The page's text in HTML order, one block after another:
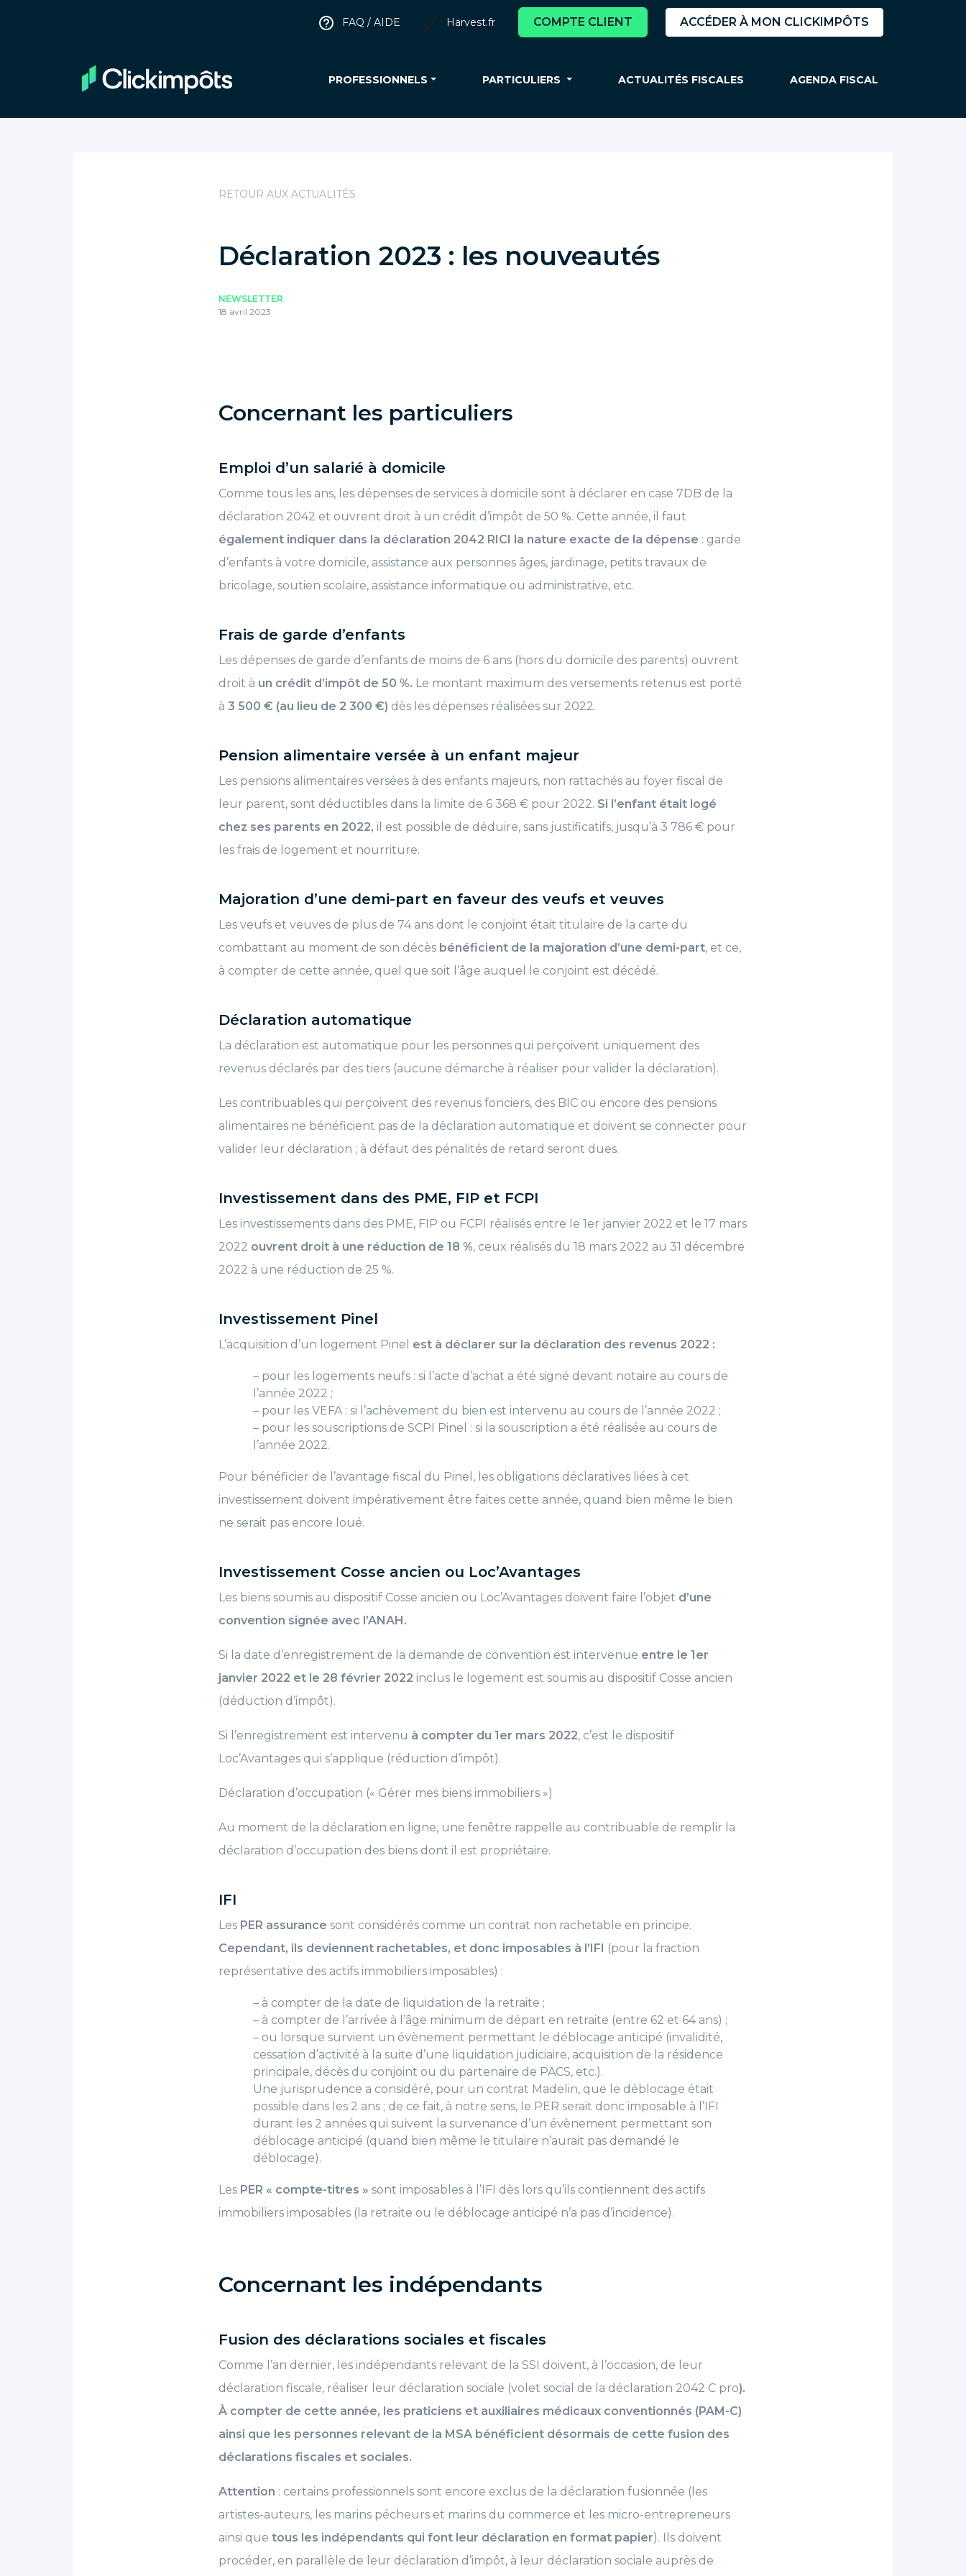
FAQ / AIDE Harvest.fr COMPTE CLIENT ACCÉDER À MON CLICKIMPÔTS
PROFESSIONNELS PARTICULIERS ACTUALITÉS FISCALES AGENDA FISCAL
RETOUR AUX ACTUALITÉS
Déclaration 2023 : les nouveautés
NEWSLETTER
18 avril 2023
Concernant les particuliers
Emploi d’un salarié à domicile
Comme tous les ans, les dépenses de services à domicile sont à déclarer en case 7DB de la
déclaration 2042 et ouvrent droit à un crédit d’impôt de 50 %. Cette année, il faut
également indiquer dans la déclaration 2042 RICI la nature exacte de la dépense : garde
d’enfants à votre domicile, assistance aux personnes âges, jardinage, petits travaux de
bricolage, soutien scolaire, assistance informatique ou administrative, etc.
Frais de garde d’enfants
Les dépenses de garde d’enfants de moins de 6 ans (hors du domicile des parents) ouvrent
droit à un crédit d’impôt de 50 %. Le montant maximum des versements retenus est porté
à 3 500 € (au lieu de 2 300 €) dès les dépenses réalisées sur 2022.
Pension alimentaire versée à un enfant majeur
Les pensions alimentaires versées à des enfants majeurs, non rattachés au foyer fiscal de
leur parent, sont déductibles dans la limite de 6 368 € pour 2022. Si l’enfant était logé
chez ses parents en 2022, il est possible de déduire, sans justificatifs, jusqu’à 3 786 € pour
les frais de logement et nourriture.
Majoration d’une demi-part en faveur des veufs et veuves
Les veufs et veuves de plus de 74 ans dont le conjoint était titulaire de la carte du
combattant au moment de son décès bénéficient de la majoration d’une demi-part, et ce,
à compter de cette année, quel que soit l’âge auquel le conjoint est décédé.
Déclaration automatique
La déclaration est automatique pour les personnes qui perçoivent uniquement des
revenus déclarés par des tiers (aucune démarche à réaliser pour valider la déclaration).
Les contribuables qui perçoivent des revenus fonciers, des BIC ou encore des pensions
alimentaires ne bénéficient pas de la déclaration automatique et doivent se connecter pour
valider leur déclaration ; à défaut des pénalités de retard seront dues.
Investissement dans des PME, FIP et FCPI
Les investissements dans des PME, FIP ou FCPI réalisés entre le 1er janvier 2022 et le 17 mars
2022 ouvrent droit à une réduction de 18 %, ceux réalisés du 18 mars 2022 au 31 décembre
2022 à une réduction de 25 %.
Investissement Pinel
L’acquisition d’un logement Pinel est à déclarer sur la déclaration des revenus 2022 :
– pour les logements neufs : si l’acte d’achat a été signé devant notaire au cours de
l’année 2022 ;
– pour les VEFA : si l’achèvement du bien est intervenu au cours de l’année 2022 ;
– pour les souscriptions de SCPI Pinel : si la souscription a été réalisée au cours de
l’année 2022.
Pour bénéficier de l’avantage fiscal du Pinel, les obligations déclaratives liées à cet
investissement doivent impérativement être faites cette année, quand bien même le bien
ne serait pas encore loué.
Investissement Cosse ancien ou Loc’Avantages
Les biens soumis au dispositif Cosse ancien ou Loc’Avantages doivent faire l’objet d’une
convention signée avec l’ANAH.
Si la date d’enregistrement de la demande de convention est intervenue entre le 1er
janvier 2022 et le 28 février 2022 inclus le logement est soumis au dispositif Cosse ancien
(déduction d’impôt).
Si l’enregistrement est intervenu à compter du 1er mars 2022, c’est le dispositif
Loc’Avantages qui s’applique (réduction d’impôt).
Déclaration d’occupation (« Gérer mes biens immobiliers »)
Au moment de la déclaration en ligne, une fenêtre rappelle au contribuable de remplir la
déclaration d’occupation des biens dont il est propriétaire.
IFI
Les PER assurance sont considérés comme un contrat non rachetable en principe.
Cependant, ils deviennent rachetables, et donc imposables à l’IFI (pour la fraction
représentative des actifs immobiliers imposables) :
– à compter de la date de liquidation de la retraite ;
– à compter de l’arrivée à l’âge minimum de départ en retraite (entre 62 et 64 ans) ;
– ou lorsque survient un évènement permettant le déblocage anticipé (invalidité,
cessation d’activité à la suite d’une liquidation judiciaire, acquisition de la résidence
principale, décès du conjoint ou du partenaire de PACS, etc.).
Une jurisprudence a considéré, pour un contrat Madelin, que le déblocage était
possible dans les 2 ans ; de ce fait, à notre sens, le PER serait donc imposable à l’IFI
durant les 2 années qui suivent la survenance d’un évènement permettant son
déblocage anticipé (quand bien même le titulaire n’aurait pas demandé le
déblocage).
Les PER « compte-titres » sont imposables à l’IFI dès lors qu’ils contiennent des actifs
immobiliers imposables (la retraite ou le déblocage anticipé n’a pas d’incidence).
Concernant les indépendants
Fusion des déclarations sociales et fiscales
Comme l’an dernier, les indépendants relevant de la SSI doivent, à l’occasion, de leur
déclaration fiscale, réaliser leur déclaration sociale (volet social de la déclaration 2042 C pro).
À compter de cette année, les praticiens et auxiliaires médicaux conventionnés (PAM-C)
ainsi que les personnes relevant de la MSA bénéficient désormais de cette fusion des
déclarations fiscales et sociales.
Attention : certains professionnels sont encore exclus de la déclaration fusionnée (les
artistes-auteurs, les marins pécheurs et marins du commerce et les micro-entrepreneurs
ainsi que tous les indépendants qui font leur déclaration en format papier). Ils doivent
procéder, en parallèle de leur déclaration d’impôt, à leur déclaration sociale auprès de